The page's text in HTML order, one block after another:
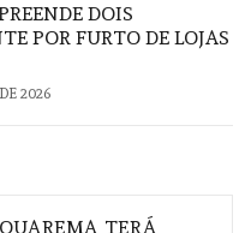
DOIS
POR FURTO DE LOJAS
2026
TERÁ